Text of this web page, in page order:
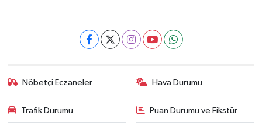
Nöbetçi Eczaneler Hava Durumu
Trafik Durumu Puan Durumu ve Fikstür